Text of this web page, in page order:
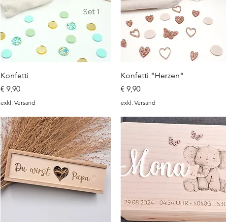
Konfetti
Preis
€ 9,90
exkl. Versand
Schnellansicht
Konfetti "Herzen"
Preis
€ 9,90
exkl. Versand